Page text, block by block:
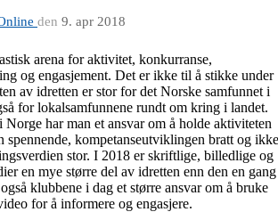
den 9. apr 2018
arena for aktivitet, konkurranse,
og engasjement. Det er ikke til å stikke under
av idretten er stor for det Norske samfunnet i
for lokalsamfunnene rundt om kring i landet.
Norge har man et ansvar om å holde aktiviteten
spennende, kompetanseutviklingen bratt og ikke
stor. I 2018 er skriftlige, billedlige og
en mye større del av idretten enn den en gang
klubbene i dag et større ansvar om å bruke
for å informere og engasjere.